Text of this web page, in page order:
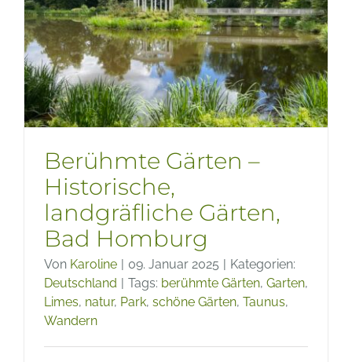
–
Wie
eine
Berühmte Gärten –
Historische,
landgräfliche Gärten,
Bad Homburg
Von Karoline | 09. Januar 2025 | Kategorien:
Deutschland | Tags: berühmte Gärten, Garten,
Limes, natur, Park, schöne Gärten, Taunus,
Wandern